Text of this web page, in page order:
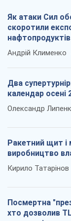
Як атаки Сил
скоротили
нафтопродуктів
Андрій Клименко
Два
календар осені
Олександр
Ракетний щит і
виробництво
Кирило Татарінов
Посмертна
хто дозволив